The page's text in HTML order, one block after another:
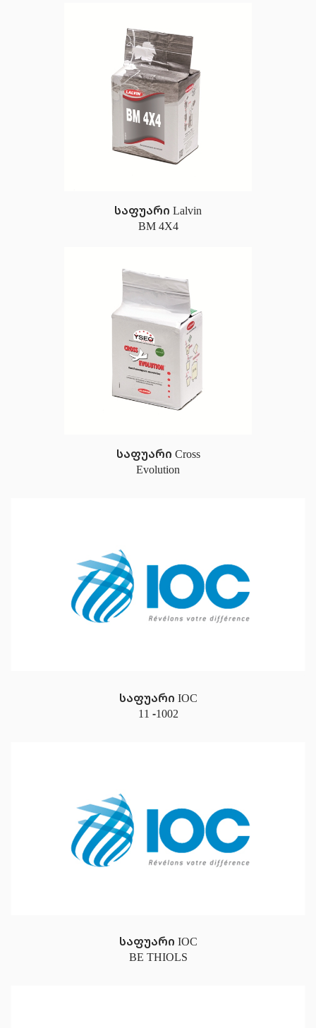
საფუარი Lalvin
BM 4X4
საფუარი Cross
Evolution
საფუარი IOC
11 -1002
საფუარი IOC
BE THIOLS